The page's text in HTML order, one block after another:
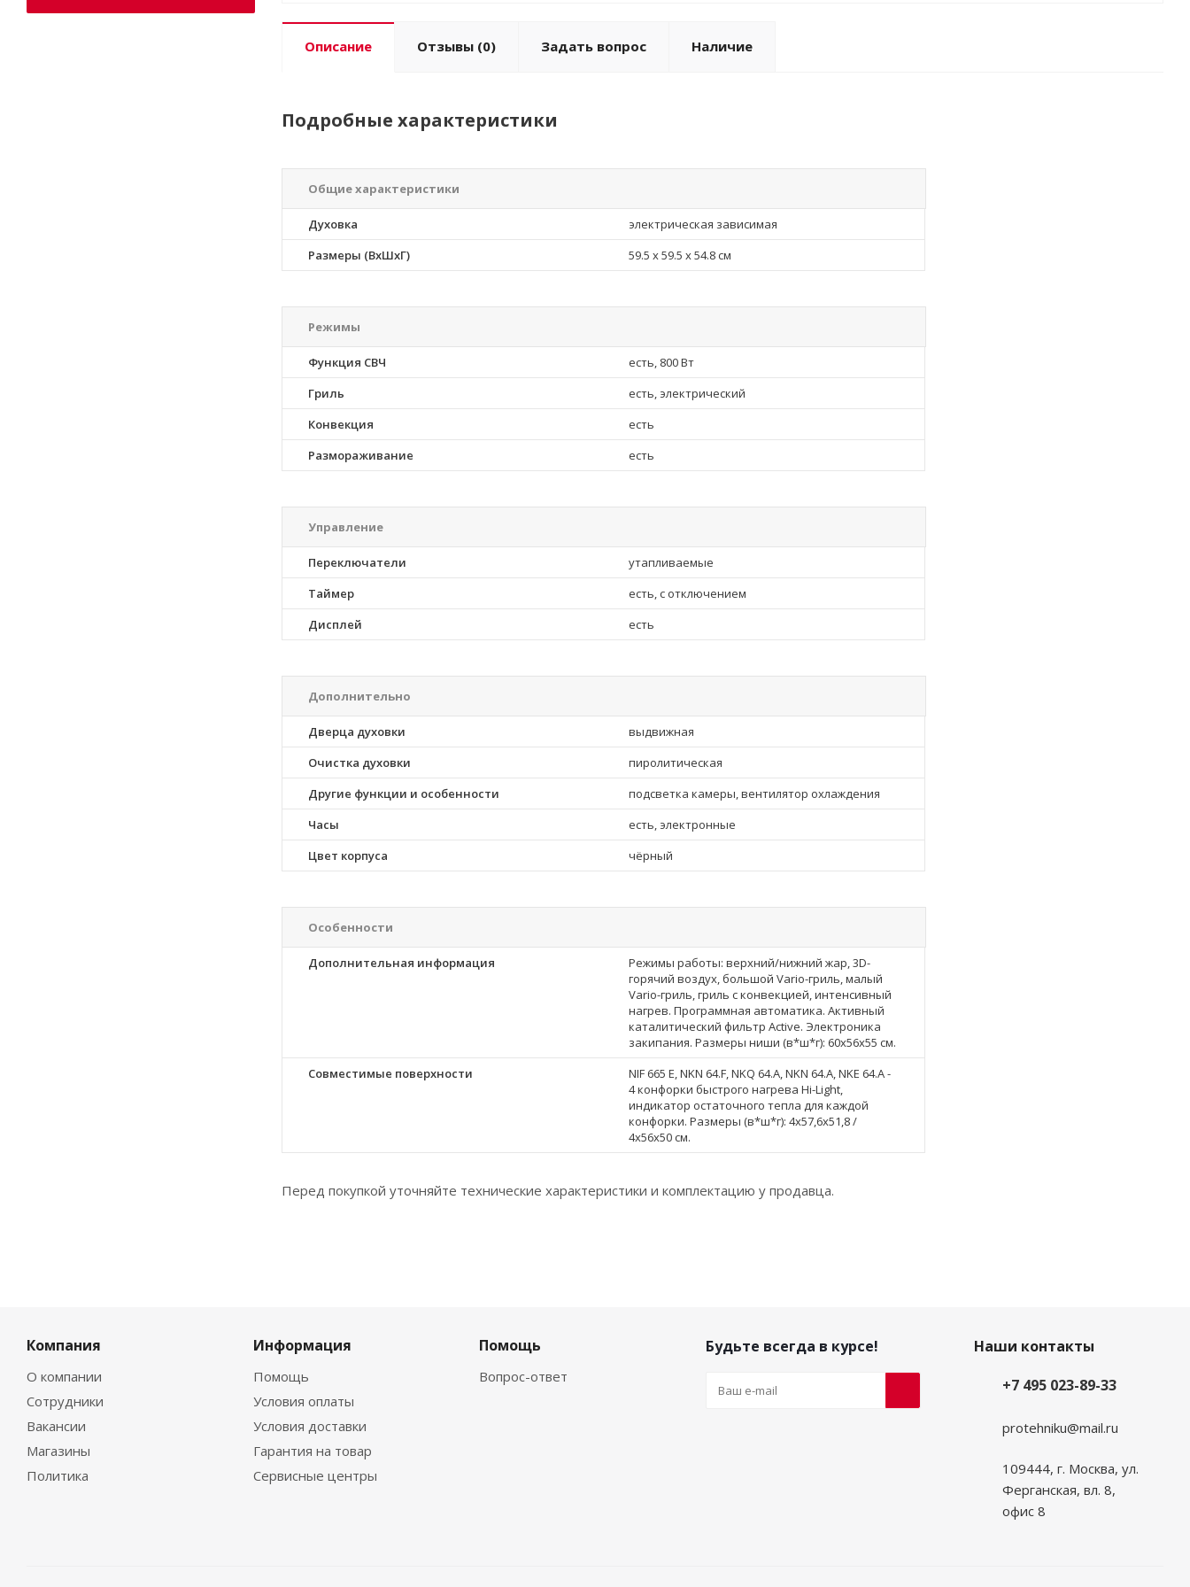
Описание Отзывы (0) Задать вопрос Наличие
Подробные характеристики
Общие характеристики
Духовка
электрическая зависимая
Размеры (ВхШхГ)
59.5 х 59.5 x 54.8 см
Режимы
Функция СВЧ
есть, 800 Вт
Гриль
есть, электрический
Конвекция
есть
Размораживание
есть
Управление
Переключатели
утапливаемые
Таймер
есть, с отключением
Дисплей
есть
Дополнительно
Дверца духовки
выдвижная
Очистка духовки
пиролитическая
Другие функции и особенности
подсветка камеры, вентилятор охлаждения
Часы
есть, электронные
Цвет корпуса
чёрный
Особенности
Дополнительная информация
Режимы работы: верхний/нижний жар, 3D-
горячий воздух, большой Vario-гриль, малый
Vario-гриль, гриль с конвекцией, интенсивный
нагрев. Программная автоматика. Активный
каталитический фильтр Active. Электроника
закипания. Размеры ниши (в*ш*г): 60x56x55 см.
Совместимые поверхности
NIF 665 E, NKN 64.F, NKQ 64.A, NKN 64.A, NKE 64.A -
4 конфорки быстрого нагрева Hi-Light,
индикатор остаточного тепла для каждой
конфорки. Размеры (в*ш*г): 4х57,6х51,8 /
4х56х50 см.
Перед покупкой уточняйте технические характеристики и комплектацию у продавца.
Компания
О компании
Сотрудники
Вакансии
Магазины
Политика
Информация
Помощь
Условия оплаты
Условия доставки
Гарантия на товар
Сервисные центры
Помощь
Вопрос-ответ
Будьте всегда в курсе!
Наши контакты
+7 495 023-89-33
protehniku@mail.ru
109444, г. Москва, ул.
Ферганская, вл. 8,
офис 8